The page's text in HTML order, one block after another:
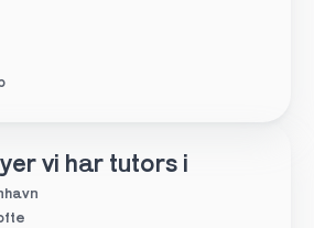
vi har tutors i